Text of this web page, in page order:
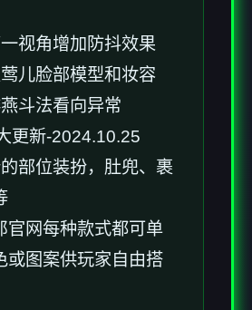
视角增加防抖效果
儿脸部模型和妆容
斗法看向异常
更新-2024.10.25
部位装扮，肚兜、裹
官网每种款式都可单
或图案供玩家自由搭